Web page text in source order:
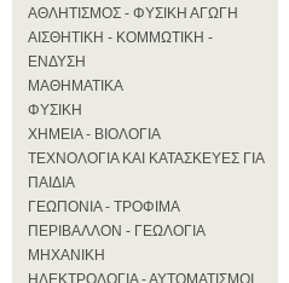
ΑΘΛΗΤΙΣΜΟΣ - ΦΥΣΙΚΗ ΑΓΩΓΗ
ΑΙΣΘΗΤΙΚΗ - ΚΟΜΜΩΤΙΚΗ -
ΕΝΔΥΣΗ
ΜΑΘΗΜΑΤΙΚΑ
ΦΥΣΙΚΗ
ΧΗΜΕΙΑ - ΒΙΟΛΟΓΙΑ
ΤΕΧΝΟΛΟΓΙΑ ΚΑΙ ΚΑΤΑΣΚΕΥΕΣ ΓΙΑ
ΠΑΙΔΙΑ
ΓΕΩΠΟΝΙΑ - ΤΡΟΦΙΜΑ
ΠΕΡΙΒΑΛΛΟΝ - ΓΕΩΛΟΓΙΑ
ΜΗΧΑΝΙΚΗ
ΗΛΕΚΤΡΟΛΟΓΙΑ - ΑΥΤΟΜΑΤΙΣΜΟΙ